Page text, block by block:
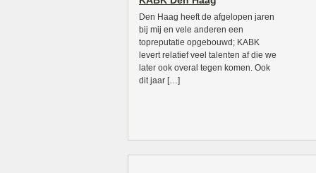
Den Haag heeft de afgelopen jaren
bij mij en vele anderen een
topreputatie opgebouwd; KABK
levert relatief veel talenten af die we
later ook overal tegen komen. Ook
dit jaar […]